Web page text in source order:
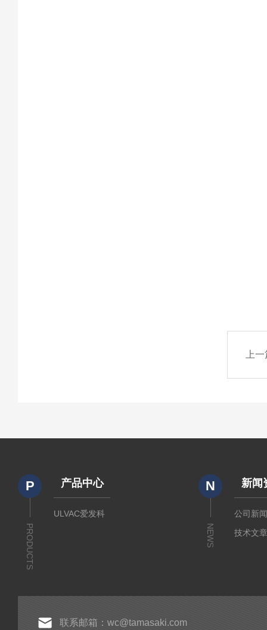
上
P
PRODUCTS
产品中心
ULVAC爱发科
N
NEWS
新闻
公司新
技术文
联系邮箱：wc@tamasaki.com